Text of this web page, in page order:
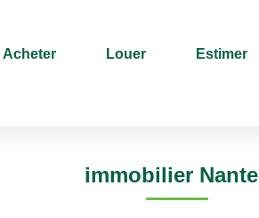
Acheter Louer Estimer
Type de bien
immobilier